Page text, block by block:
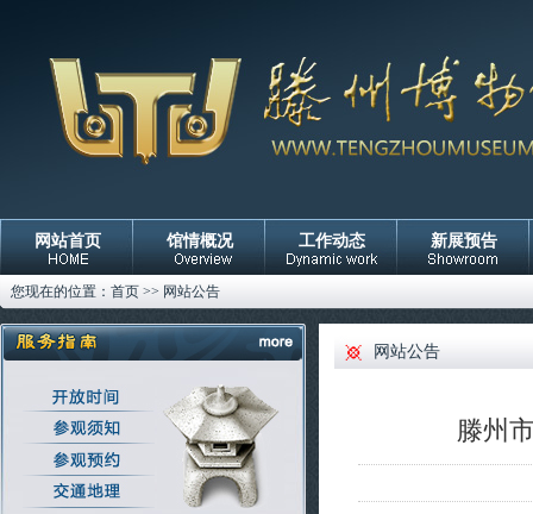
网站首页 馆情概况 工作动态 新展预告
您现在的位置： 首页 >> 网站公告
网站公告
滕州